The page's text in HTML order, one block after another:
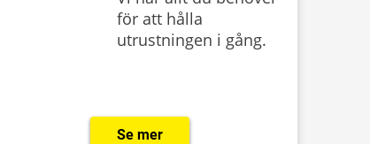
för att hålla
utrustningen i gång.
Se mer